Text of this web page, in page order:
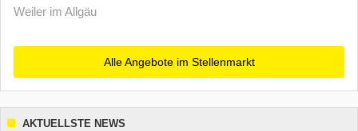
Weiler im Allgäu
Alle Angebote im Stellenmarkt
AKTUELLSTE NEWS